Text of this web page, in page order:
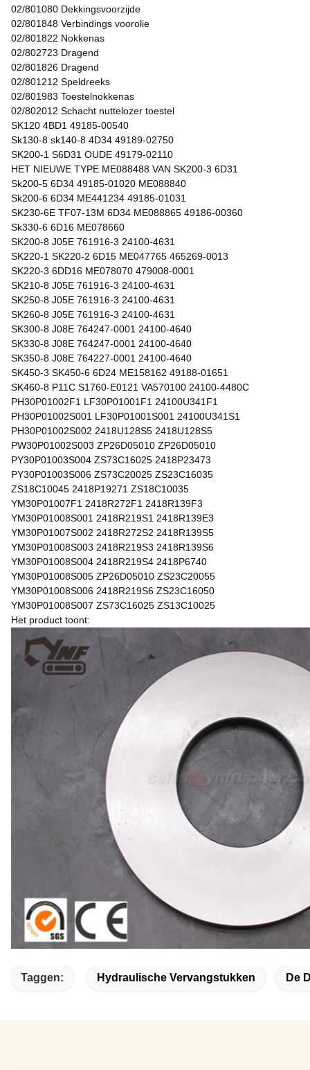
02/801080 Dekkingsvoorzijde
02/801848 Verbindings voorolie
02/801822 Nokkenas
02/802723 Dragend
02/801826 Dragend
02/801212 Speldreeks
02/801983 Toestelnokkenas
02/802012 Schacht nuttelozer toestel
SK120 4BD1 49185-00540
Sk130-8 sk140-8 4D34 49189-02750
SK200-1 S6D31 OUDE 49179-02110
HET NIEUWE TYPE ME088488 VAN SK200-3 6D31
Sk200-5 6D34 49185-01020 ME088840
Sk200-6 6D34 ME441234 49185-01031
SK230-6E TF07-13M 6D34 ME088865 49186-00360
Sk330-6 6D16 ME078660
SK200-8 J05E 761916-3 24100-4631
SK220-1 SK220-2 6D15 ME047765 465269-0013
SK220-3 6DD16 ME078070 479008-0001
SK210-8 J05E 761916-3 24100-4631
SK250-8 J05E 761916-3 24100-4631
SK260-8 J05E 761916-3 24100-4631
SK300-8 J08E 764247-0001 24100-4640
SK330-8 J08E 764247-0001 24100-4640
SK350-8 J08E 764227-0001 24100-4640
SK450-3 SK450-6 6D24 ME158162 49188-01651
SK460-8 P11C S1760-E0121 VA570100 24100-4480C
PH30P01002F1 LF30P01001F1 24100U341F1
PH30P01002S001 LF30P01001S001 24100U341S1
PH30P01002S002 2418U128S5 2418U128S5
PW30P01002S003 ZP26D05010 ZP26D05010
PY30P01003S004 ZS73C16025 2418P23473
PY30P01003S006 ZS73C20025 ZS23C16035
ZS18C10045 2418P19271 ZS18C10035
YM30P01007F1 2418R272F1 2418R139F3
YM30P01008S001 2418R219S1 2418R139E3
YM30P01007S002 2418R272S2 2418R139S5
YM30P01008S003 2418R219S3 2418R139S6
YM30P01008S004 2418R219S4 2418P6740
YM30P01008S005 ZP26D05010 ZS23C20055
YM30P01008S006 2418R219S6 ZS23C16050
YM30P01008S007 ZS73C16025 ZS13C10025
Het product toont:
Taggen: Hydraulische Vervangstukken De